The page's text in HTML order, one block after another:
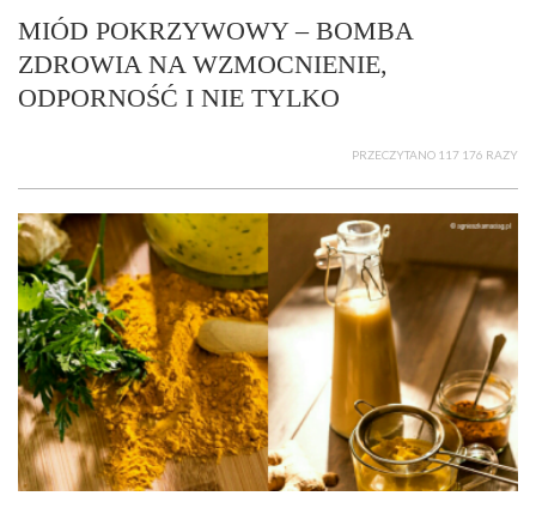
MIÓD POKRZYWOWY – BOMBA
ZDROWIA NA WZMOCNIENIE,
ODPORNOŚĆ I NIE TYLKO
PRZECZYTANO 117 176 RAZY